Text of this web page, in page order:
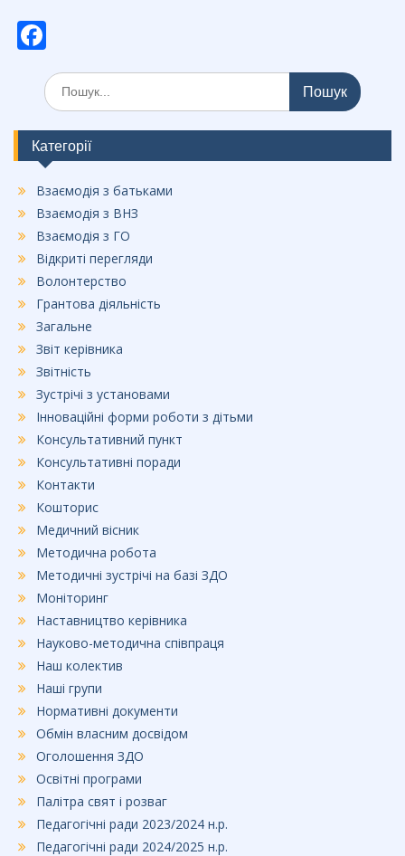
ac
e
b
o
o
k
Шукати:
Категорії
Взаємодія з батьками
Взаємодія з ВНЗ
Взаємодія з ГО
Відкриті перегляди
Волонтерство
Грантова діяльність
Загальне
Звіт керівника
Звітність
Зустрічі з установами
Інноваційні форми роботи з дітьми
Консультативний пункт
Консультативні поради
Контакти
Кошторис
Медичний вісник
Методична робота
Методичні зустрічі на базі ЗДО
Моніторинг
Наставництво керівника
Науково-методична співпраця
Наш колектив
Наші групи
Нормативні документи
Обмін власним досвідом
Оголошення ЗДО
Освітні програми
Палітра свят і розваг
Педагогічні ради 2023/2024 н.р.
Педагогічні ради 2024/2025 н.р.